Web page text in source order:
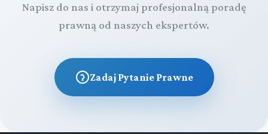
Napisz do nas i otrzymaj profesjonalną poradę
prawną od naszych ekspertów.
Zadaj Pytanie Prawne